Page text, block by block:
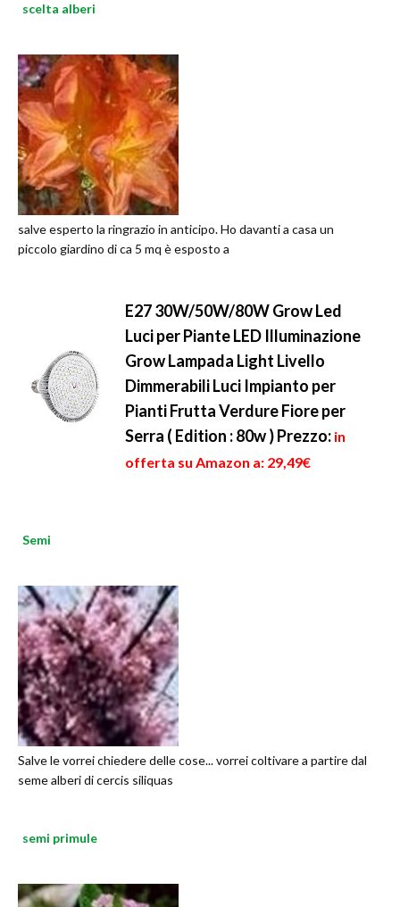
scelta alberi
salve esperto la ringrazio in anticipo. Ho davanti a casa un
piccolo giardino di ca 5 mq è esposto a
E27 30W/50W/80W Grow Led
Luci per Piante LED Illuminazione
Grow Lampada Light Livello
Dimmerabili Luci Impianto per
Pianti Frutta Verdure Fiore per
Serra ( Edition : 80w )Prezzo: in
offerta su Amazon a: 29,49€
Semi
Salve le vorrei chiedere delle cose... vorrei coltivare a partire dal
seme alberi di cercis siliquas
semi primule